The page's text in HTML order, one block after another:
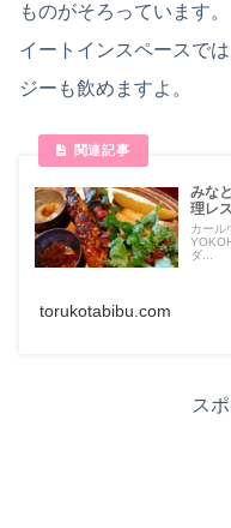
ものがそろっています。
イートインスペースで
ジーも飲めますよ。
みな
理レ
カール
ダ...
torukotabibu.com
ス